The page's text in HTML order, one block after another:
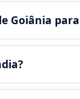
Goiânia